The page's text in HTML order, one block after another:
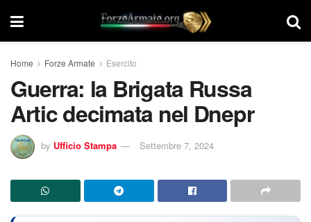
Home Forze Armate Esercito
Guerra: la Brigata Russa
Artic decimata nel Dnepr
by Ufficio Stampa Settembre 7, 2024